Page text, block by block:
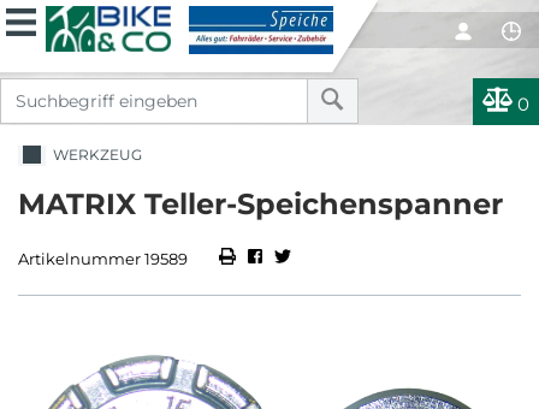
0
WERKZEUG
MATRIX Teller-Speichenspanner
Artikelnummer 19589